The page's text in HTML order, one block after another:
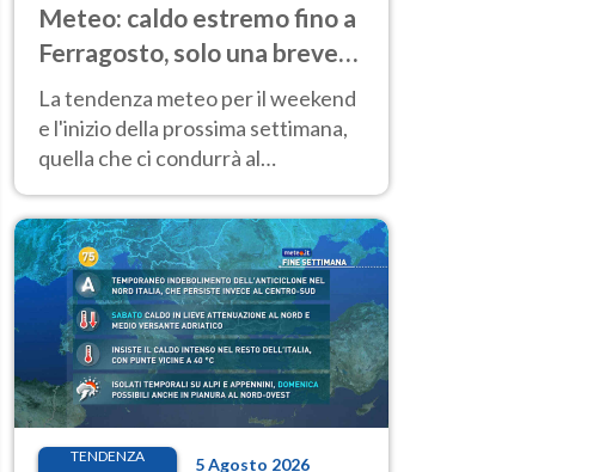
Meteo: caldo estremo fino a
Ferragosto, solo una breve
pausa. Ecco dove
La tendenza meteo per il weekend
e l'inizio della prossima settimana,
quella che ci condurrà al
temperature molto elevate
TENDENZA 5 Agosto 2026